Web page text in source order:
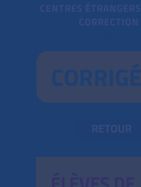
CENTRES ÉTRANGERS
CORRECTION
CORRIGÉ
RETOUR